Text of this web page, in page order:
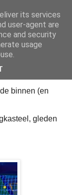
binnen (en
gleden
its services
user-agent are
and security
usage